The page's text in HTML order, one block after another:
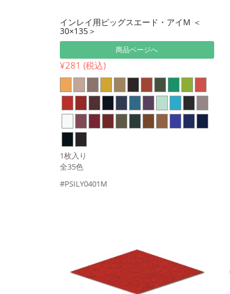
インレイ用ピッグスエード・アイM ＜
30×135＞
商品ページへ
¥281 (税込)
1枚入り
全35色
#PSILY0401M